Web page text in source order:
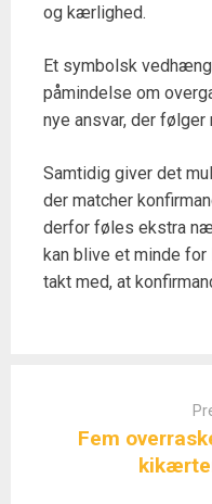
og kærlighed.
Et symbolsk
påmindelse om
nye ansvar, der følger
Samtidig giver det
der matcher
derfor føles ekstra
kan blive et minde
takt med, at
Fem